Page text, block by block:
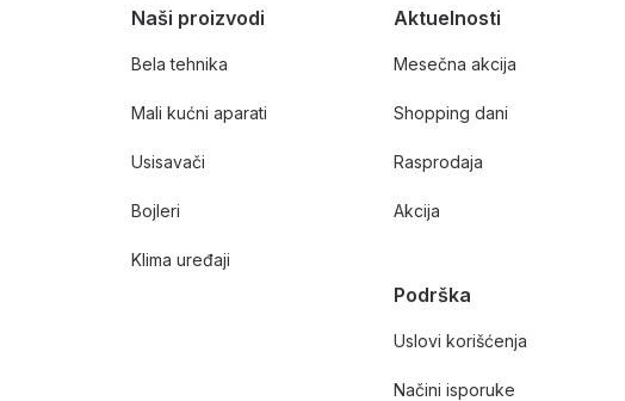
Naši proizvodi
Bela tehnika
Mali kućni aparati
Usisavači
Bojleri
Klima uređaji
Aktuelnosti
Mesečna akcija
Shopping dani
Rasprodaja
Akcija
Podrška
Uslovi korišćenja
Načini isporuke